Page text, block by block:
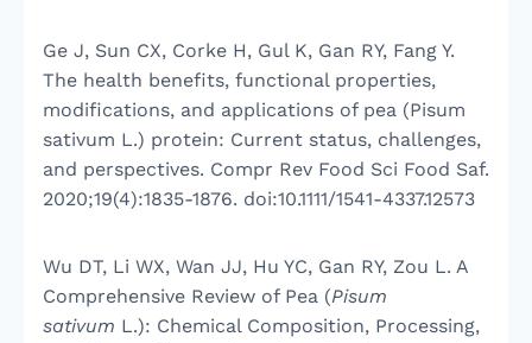
Ge J, Sun CX, Corke H, Gul K, Gan RY, Fang Y.
The health benefits, functional properties,
modifications, and applications of pea (Pisum
sativum L.) protein: Current status, challenges,
and perspectives. Compr Rev Food Sci Food Saf.
2020;19(4):1835-1876. doi:10.1111/1541-4337.12573
Wu DT, Li WX, Wan JJ, Hu YC, Gan RY, Zou L. A
Comprehensive Review of Pea (Pisum
sativum L.): Chemical Composition, Processing,